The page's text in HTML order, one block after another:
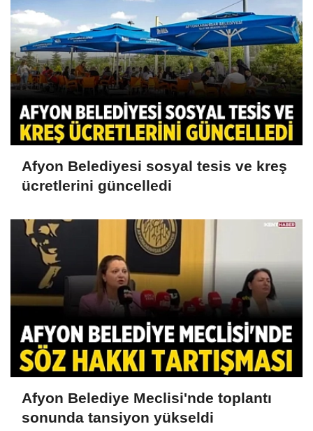
Afyon Belediyesi sosyal tesis ve kreş
ücretlerini güncelledi
Afyon Belediye Meclisi'nde toplantı
sonunda tansiyon yükseldi